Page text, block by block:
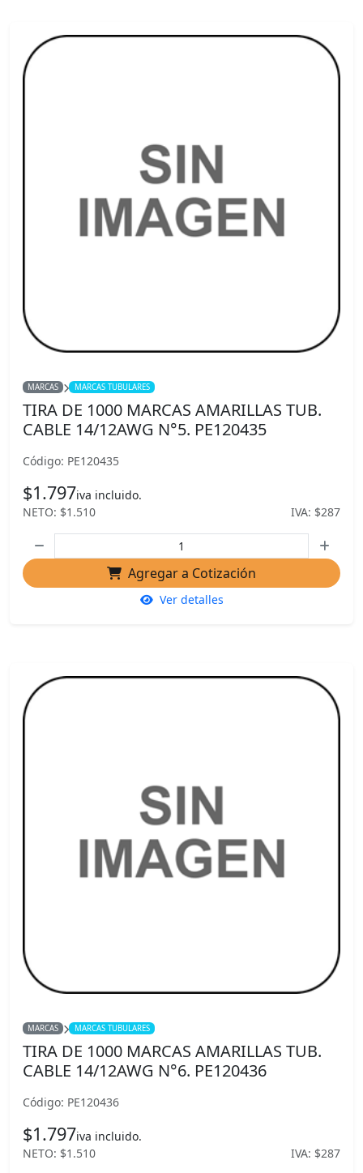
MARCAS MARCAS TUBULARES
TIRA DE 1000 MARCAS AMARILLAS TUB.
CABLE 14/12AWG N°5. PE120435
Código: PE120435
$1.797iva incluido.
NETO: $1.510
IVA: $287
Agregar a Cotización
Ver detalles
MARCAS MARCAS TUBULARES
TIRA DE 1000 MARCAS AMARILLAS TUB.
CABLE 14/12AWG N°6. PE120436
Código: PE120436
$1.797iva incluido.
NETO: $1.510
IVA: $287